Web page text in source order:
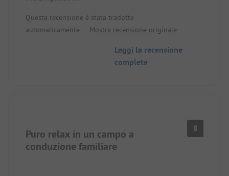
adulti è stata fantastica e il fuoco di Pasqua è stato
il momento clou della serata!
Questa recensione è stata tradotta
automaticamente.
Mostra recensione originale
Leggi la recensione
completa
Puro relax in un campo a
conduzione familiare
8